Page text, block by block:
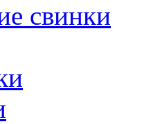
свинки